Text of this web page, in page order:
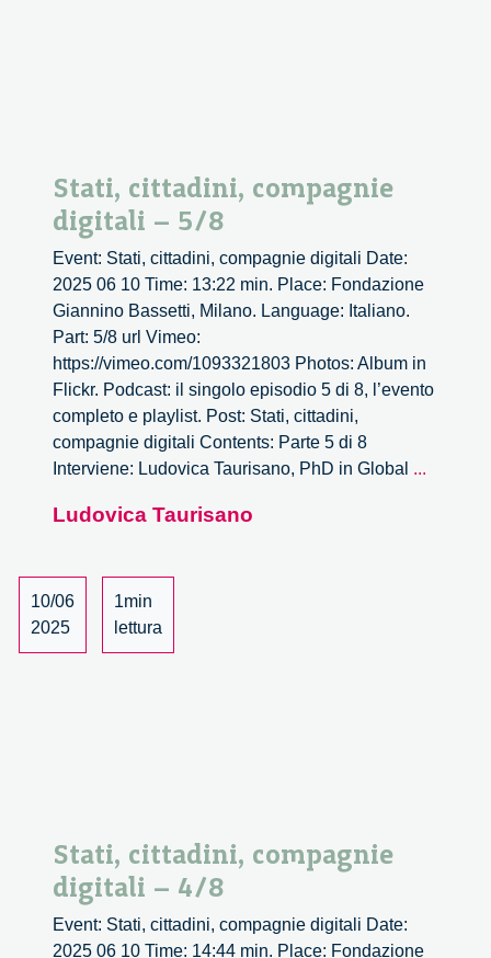
Stati, cittadini, compagnie
digitali – 5/8
Event: Stati, cittadini, compagnie digitali Date:
2025 06 10 Time: 13:22 min. Place: Fondazione
Giannino Bassetti, Milano. Language: Italiano.
Part: 5/8 url Vimeo:
https://vimeo.com/1093321803 Photos: Album in
Flickr. Podcast: il singolo episodio 5 di 8, l’evento
completo e playlist. Post: Stati, cittadini,
compagnie digitali Contents: Parte 5 di 8
Interviene: Ludovica Taurisano, PhD in Global ...
Ludovica Taurisano
10/06
2025
1min
lettura
Stati, cittadini, compagnie
digitali – 4/8
Event: Stati, cittadini, compagnie digitali Date:
2025 06 10 Time: 14:44 min. Place: Fondazione